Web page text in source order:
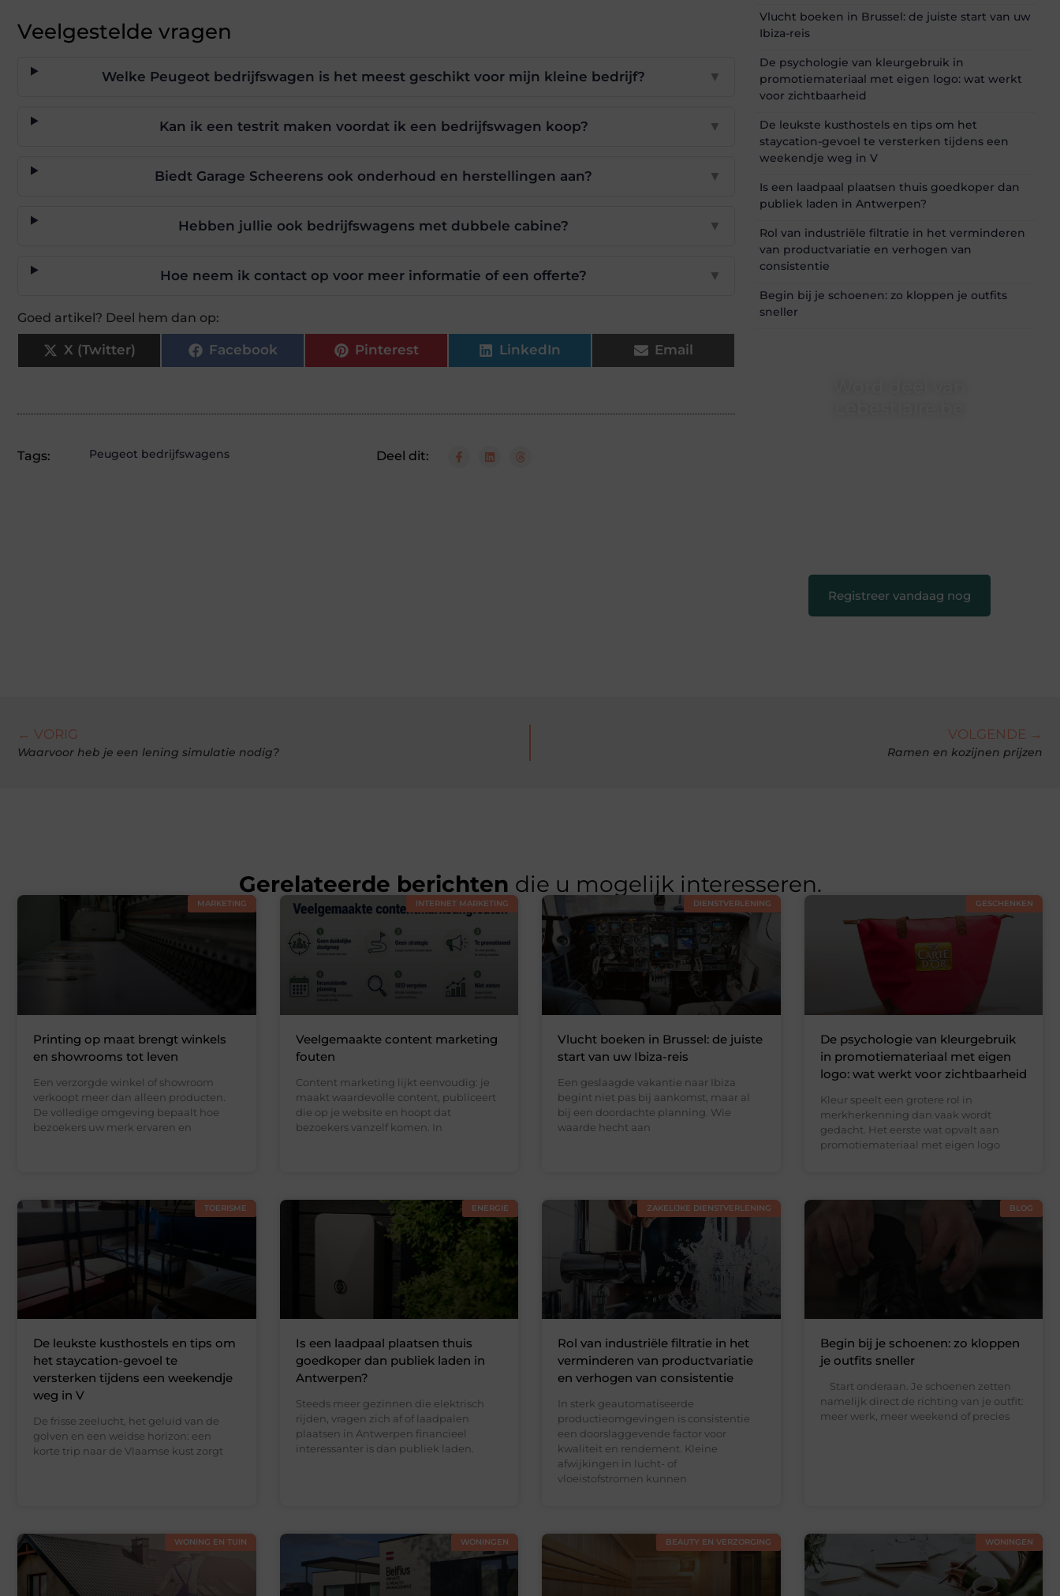
Veelgestelde vragen
Welke Peugeot bedrijfswagen is het meest geschikt voor mijn kleine bedrijf? ▼
Kan ik een testrit maken voordat ik een bedrijfswagen koop? ▼
Biedt Garage Scheerens ook onderhoud en herstellingen aan? ▼
Hebben jullie ook bedrijfswagens met dubbele cabine? ▼
Hoe neem ik contact op voor meer informatie of een offerte? ▼
Goed artikel? Deel hem dan op:
X (Twitter) Facebook Pinterest LinkedIn Email
Tags: Peugeot bedrijfswagens Deel dit:
Vlucht boeken in Brussel: de juiste start van uw
Ibiza-reis
De psychologie van kleurgebruik in
promotiemateriaal met eigen logo: wat werkt
voor zichtbaarheid
De leukste kusthostels en tips om het
staycation-gevoel te versterken tijdens een
weekendje weg in V
Is een laadpaal plaatsen thuis goedkoper dan
publiek laden in Antwerpen?
Rol van industriële filtratie in het verminderen
van productvariatie en verhogen van
consistentie
Begin bij je schoenen: zo kloppen je outfits
sneller
Registreer vandaag nog
← VORIG
Waarvoor heb je een lening simulatie nodig?
VOLGENDE →
Ramen en kozijnen prijzen
Gerelateerde berichten die u mogelijk interesseren.
MARKETING
Printing op maat brengt winkels
en showrooms tot leven
Een verzorgde winkel of showroom
verkoopt meer dan alleen producten.
De volledige omgeving bepaalt hoe
bezoekers uw merk ervaren en
INTERNET MARKETING
Veelgemaakte content marketing
fouten
Content marketing lijkt eenvoudig: je
maakt waardevolle content, publiceert
die op je website en hoopt dat
bezoekers vanzelf komen. In
DIENSTVERLENING
Vlucht boeken in Brussel: de juiste
start van uw Ibiza-reis
Een geslaagde vakantie naar Ibiza
begint niet pas bij aankomst, maar al
bij een doordachte planning. Wie
waarde hecht aan
GESCHENKEN
De psychologie van kleurgebruik
in promotiemateriaal met eigen
logo: wat werkt voor zichtbaarheid
Kleur speelt een grotere rol in
merkherkenning dan vaak wordt
gedacht. Het eerste wat opvalt aan
promotiemateriaal met eigen logo
TOERISME
De leukste kusthostels en tips om
het staycation-gevoel te
versterken tijdens een weekendje
weg in V
De frisse zeelucht, het geluid van de
golven en een weidse horizon: een
korte trip naar de Vlaamse kust zorgt
ENERGIE
Is een laadpaal plaatsen thuis
goedkoper dan publiek laden in
Antwerpen?
Steeds meer gezinnen die elektrisch
rijden, vragen zich af of laadpalen
plaatsen in Antwerpen financieel
interessanter is dan publiek laden.
ZAKELIJKE DIENSTVERLENING
Rol van industriële filtratie in het
verminderen van productvariatie
en verhogen van consistentie
In sterk geautomatiseerde
productieomgevingen is consistentie
een doorslaggevende factor voor
kwaliteit en rendement. Kleine
afwijkingen in lucht- of
vloeistofstromen kunnen
BLOG
Begin bij je schoenen: zo kloppen
je outfits sneller
Start onderaan. Je schoenen zetten
namelijk direct de richting van je outfit:
meer werk, meer weekend of precies
WONING EN TUIN WONINGEN BEAUTY EN VERZORGING WONINGEN